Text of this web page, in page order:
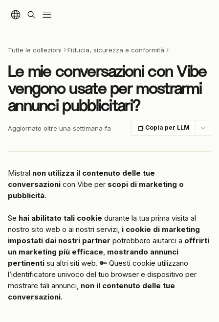
Tutte le collezioni Fiducia, sicurezza e conformità
Le mie conversazioni con Vibe
vengono usate per mostrarmi
annunci pubblicitari?
Aggiornato oltre una settimana fa Copia per LLM
Mistral non utilizza il contenuto delle tue
conversazioni con Vibe per scopi di marketing o
pubblicità.
Se hai abilitato tali cookie durante la tua prima visita al
nostro sito web o ai nostri servizi, i cookie di marketing
impostati dai nostri partner potrebbero aiutarci a offrirti
un marketing più efficace, mostrando annunci
pertinenti su altri siti web. 🔑 Questi cookie utilizzano
l’identificatore univoco del tuo browser e dispositivo per
mostrare tali annunci, non il contenuto delle tue
conversazioni.